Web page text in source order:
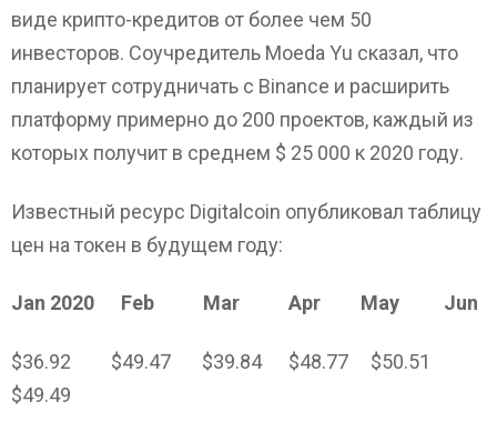
виде крипто-кредитов от более чем 50
инвесторов. Соучредитель Moeda Yu сказал, что
планирует сотрудничать с Binance и расширить
платформу примерно до 200 проектов, каждый из
которых получит в среднем $ 25 000 к 2020 году.
Известный ресурс Digitalcoin опубликовал таблицу
цен на токен в будущем году:
Jan 2020 Feb Mar Apr May Jun
$36.92 $49.47 $39.84 $48.77 $50.51
$49.49